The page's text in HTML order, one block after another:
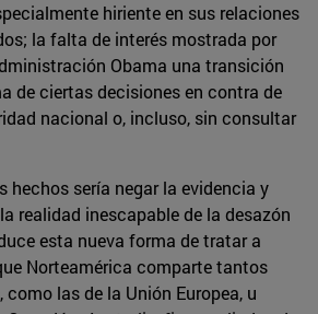
hiriente en sus relaciones
la falta de interés mostrada por
Obama una transición
de ciertas decisiones en contra de
nacional o, incluso, sin consultar
hechos sería negar la evidencia y
realidad inescapable de la desazón
esta nueva forma de tratar a
Norteamérica comparte tantos
como las de la Unión Europea, u